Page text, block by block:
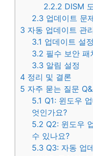
2.2.2 DISM
2.3 업데이트 문
3 자동 업데이트 관
3.1 업데이트 설
3.2 필수 보안 패
3.3 알림 설정
4 정리 및 결론
5 자주 묻는 질문
5.1 Q1: 윈도우
엇인가요?
5.2 Q2: 윈도우
수 있나요?
5.3 Q3: 자동 업